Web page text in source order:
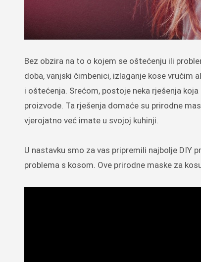
Bez obzira na to o kojem se oštećenju ili problemu radi, svi mi imamo neke probleme sa svojom kosom. Promjena godišnjih
doba, vanjski čimbenici, izlaganje kose vrućim
i oštećenja. Srećom, postoje neka rješenja
proizvode. Ta rješenja domaće su prirodne
vjerojatno već imate u svojoj kuhinji.
U nastavku smo za vas pripremili najbolje DIY
problema s kosom. Ove prirodne maske za